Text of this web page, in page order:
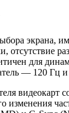
экрана,
отсутствие
для
— 120 Гц
видеокарт
изменения